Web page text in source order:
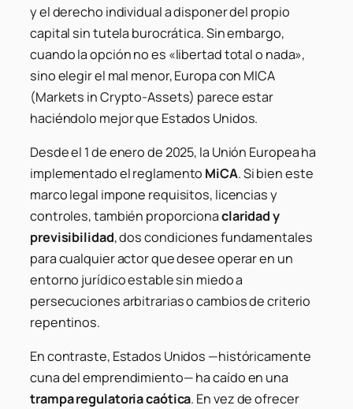
y el derecho individual a disponer del propio
capital sin tutela burocrática. Sin embargo,
cuando la opción no es «libertad total o nada»,
sino elegir el mal menor, Europa con MICA
(Markets in Crypto-Assets) parece estar
haciéndolo mejor que Estados Unidos.
Desde el 1 de enero de 2025, la Unión Europea ha
implementado el reglamento MiCA. Si bien este
marco legal impone requisitos, licencias y
controles, también proporcionaclaridad y
previsibilidad, dos condiciones fundamentales
para cualquier actor que desee operar en un
entorno jurídico estable sin miedo a
persecuciones arbitrarias o cambios de criterio
repentinos.
En contraste, Estados Unidos —históricamente
cuna del emprendimiento— ha caído en una
trampa regulatoria caótica. En vez de ofrecer